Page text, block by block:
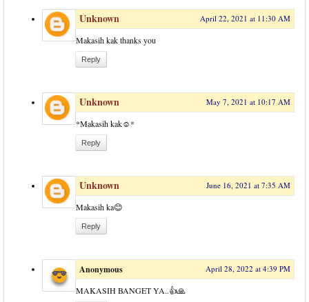
Unknown April 22, 2021 at 11:30 AM
Makasih kak thanks you
Reply
Unknown May 7, 2021 at 10:17 AM
*Makasih kak☺️*
Reply
Unknown June 16, 2021 at 7:35 AM
Makasih ka😊
Reply
Anonymous April 28, 2022 at 4:39 PM
MAKASIH BANGET YA..👍🙏